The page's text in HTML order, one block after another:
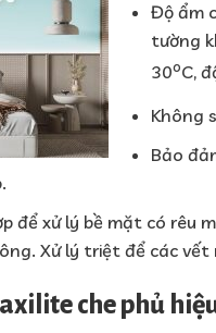
Độ ẩm
tường
30oC,
Không
Bảo
để xử lý bề mặt có rêu
Xử lý triệt để các
che phủ